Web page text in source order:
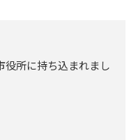
役所に持ち込まれまし